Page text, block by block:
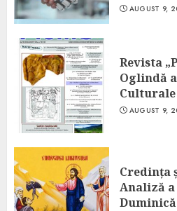
AUGUST 9,
Revista
Oglindă
Culturale
AUGUST 9,
Credința
Analiză
Duminică